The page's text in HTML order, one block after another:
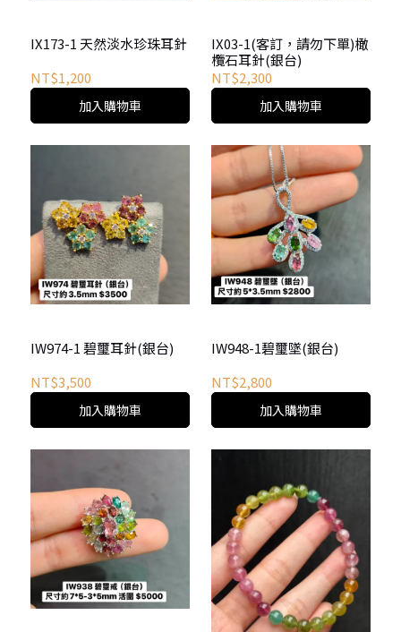
IX173-1 天然淡水珍珠耳針
NT$1,200
加入購物車
IX03-1(客訂，請勿下單)橄
欖石耳針(銀台)
NT$2,300
加入購物車
IW974-1 碧璽耳針(銀台)
NT$3,500
加入購物車
IW948-1碧璽墜(銀台)
NT$2,800
加入購物車